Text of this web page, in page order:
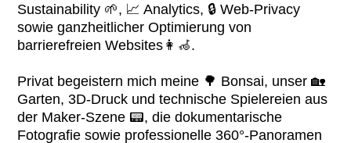
Sustainability 🌱, 📈 Analytics, 🔒 Web-Privacy
sowie ganzheitlicher Optimierung von
barrierefreien Websites👩‍🦽.
Privat begeistern mich meine 🌳 Bonsai, unser 🏡
Garten, 3D-Druck und technische Spielereien aus
der Maker-Szene 📟, die dokumentarische
Fotografie sowie professionelle 360°-Panoramen